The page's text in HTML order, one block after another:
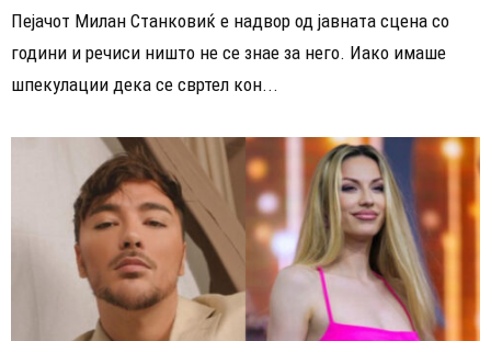
Пејачот Милан Станковиќ е надвор од јавната сцена со
години и речиси ништо не се знае за него. Иако имаше
шпекулации дека се свртел кон...